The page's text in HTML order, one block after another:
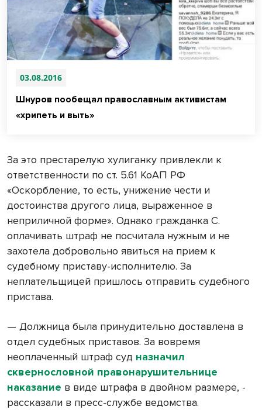
03.08.2016
Шнуров пообещал православным активистам
«хрипеть и выть»
За это престарелую хулиганку привлекли к
ответственности по ст. 5.61 КоАП РФ
«Оскорбление, то есть, унижение чести и
достоинства другого лица, выраженное в
неприличной форме». Однако гражданка С.
оплачивать штраф не посчитала нужным и не
захотела добровольно явиться на прием к
судебному приставу-исполнителю. За
неплательщицей пришлось отправить судебного
пристава.
— Должница была принудительно доставлена в
отдел судебных приставов. За вовремя
неоплаченный штраф суд назначил
сквернословной правонарушительнице
наказание в виде штрафа в двойном размере, -
рассказали в пресс-службе ведомства.